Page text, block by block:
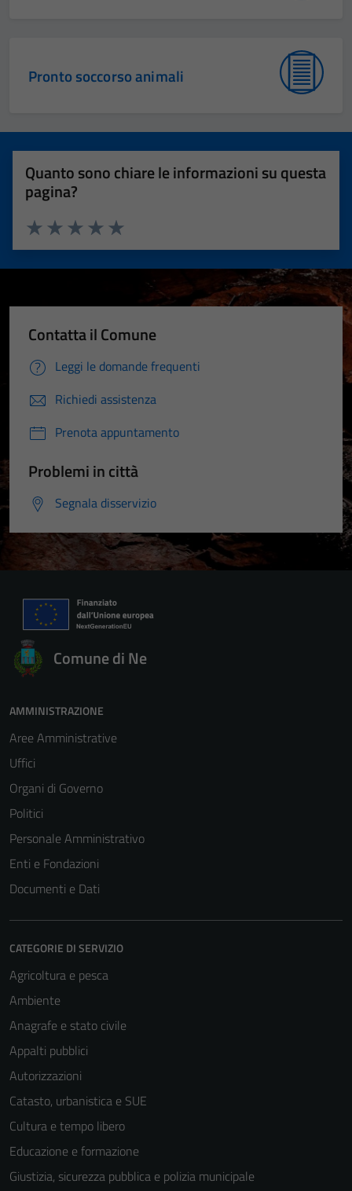
Pronto soccorso animali
Quanto sono chiare le informazioni su questa
pagina?
Valuta 5 stelle su 5
Valuta 4 stelle su 5
Valuta 3 stelle su 5
Valuta 2 stelle su 5
Valuta 1 stelle su 5
Contatta il Comune
Leggi le domande frequenti
Richiedi assistenza
Prenota appuntamento
Problemi in città
Segnala disservizio
Comune di Ne
AMMINISTRAZIONE
Aree Amministrative
Uffici
Organi di Governo
Politici
Personale Amministrativo
Enti e Fondazioni
Documenti e Dati
CATEGORIE DI SERVIZIO
Agricoltura e pesca
Ambiente
Anagrafe e stato civile
Appalti pubblici
Autorizzazioni
Catasto, urbanistica e SUE
Cultura e tempo libero
Educazione e formazione
Giustizia, sicurezza pubblica e polizia municipale